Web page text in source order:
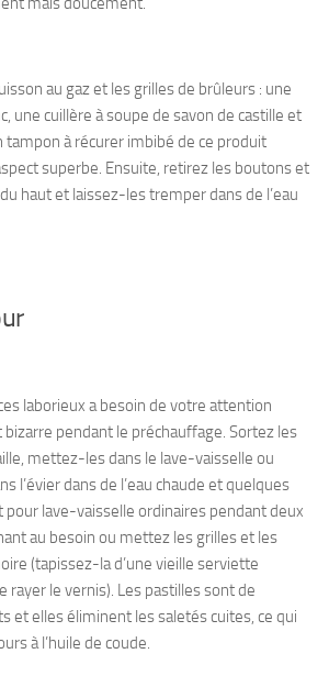
au gaz et les grilles de brûleurs : une
une cuillère à soupe de savon de castille et
tampon à récurer imbibé de ce produit
superbe. Ensuite, retirez les boutons et
haut et laissez-les tremper dans de l’eau
laborieux a besoin de votre attention
pendant le préchauffage. Sortez les
mettez-les dans le lave-vaisselle ou
l’évier dans de l’eau chaude et quelques
lave-vaisselle ordinaires pendant deux
au besoin ou mettez les grilles et les
(tapissez-la d’une vieille serviette
rayer le vernis). Les pastilles sont de
et elles éliminent les saletés cuites, ce qui
à l’huile de coude.